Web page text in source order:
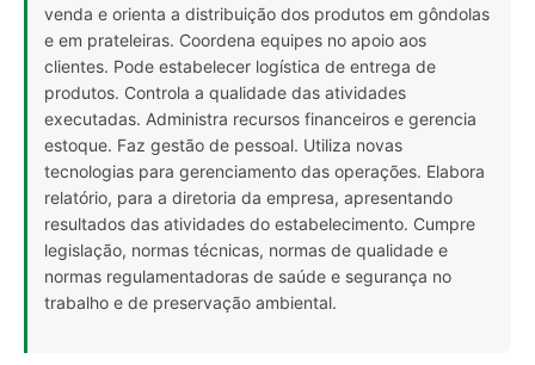
venda e orienta a distribuição dos produtos em gôndolas
e em prateleiras. Coordena equipes no apoio aos
clientes. Pode estabelecer logística de entrega de
produtos. Controla a qualidade das atividades
executadas. Administra recursos financeiros e gerencia
estoque. Faz gestão de pessoal. Utiliza novas
tecnologias para gerenciamento das operações. Elabora
relatório, para a diretoria da empresa, apresentando
resultados das atividades do estabelecimento. Cumpre
legislação, normas técnicas, normas de qualidade e
normas regulamentadoras de saúde e segurança no
trabalho e de preservação ambiental.